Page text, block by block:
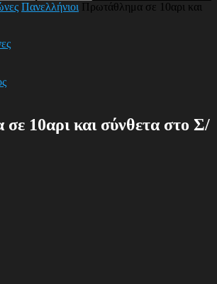
Πανελλήνιοι Πρωτάθλημα σε 10αρι και
10αρι και σύνθετα στο Σ/